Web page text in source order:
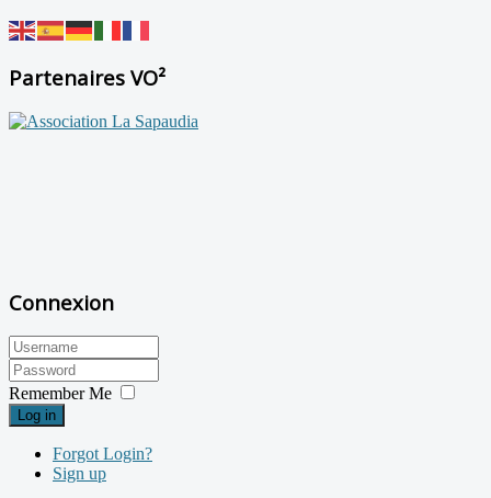
Partenaires VO²
Connexion
Remember Me
Log in
Forgot Login?
Sign up